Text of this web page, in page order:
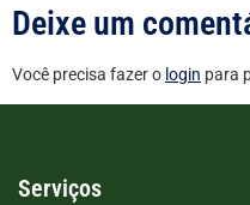
Deixe um
Você precisa fazer o login para
Serviços